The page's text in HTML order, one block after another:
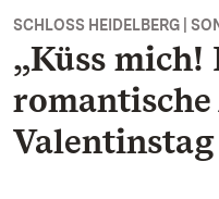
SCHLOSS HEIDELBERG |
„Küss mich!
Valentinstag